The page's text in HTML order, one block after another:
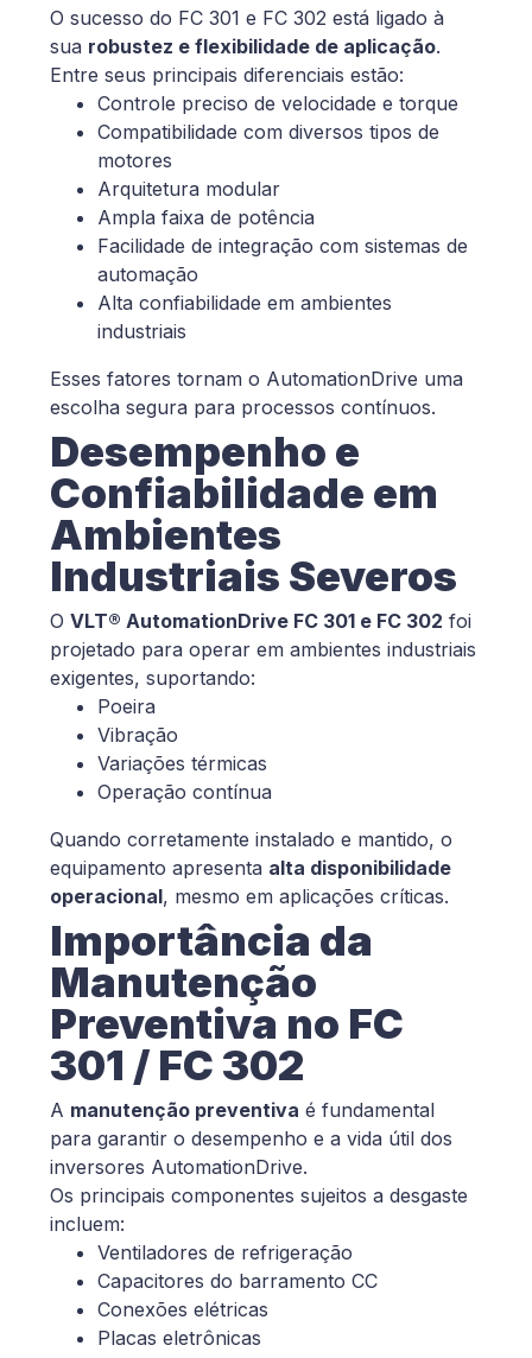
O sucesso do FC 301 e FC 302 está ligado à
sua robustez e flexibilidade de aplicação.
Entre seus principais diferenciais estão:
Controle preciso de velocidade e torque
Compatibilidade com diversos tipos de
motores
Arquitetura modular
Ampla faixa de potência
Facilidade de integração com sistemas de
automação
Alta confiabilidade em ambientes
industriais
Esses fatores tornam o AutomationDrive uma
escolha segura para processos contínuos.
Desempenho e
Confiabilidade em
Ambientes
Industriais Severos
OVLT® AutomationDrive FC 301 e FC 302 foi
projetado para operar em ambientes industriais
exigentes, suportando:
Poeira
Vibração
Variações térmicas
Operação contínua
Quando corretamente instalado e mantido, o
equipamento apresenta alta disponibilidade
operacional, mesmo em aplicações críticas.
Importância da
Manutenção
Preventiva no FC
301 / FC 302
A manutenção preventiva é fundamental
para garantir o desempenho e a vida útil dos
inversores AutomationDrive.
Os principais componentes sujeitos a desgaste
incluem:
Ventiladores de refrigeração
Capacitores do barramento CC
Conexões elétricas
Placas eletrônicas